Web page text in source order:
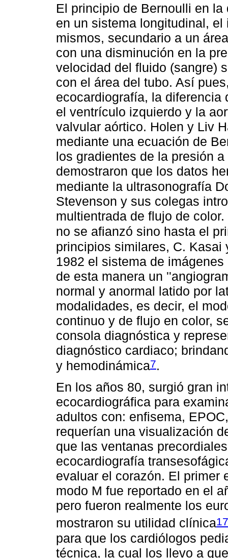
El principio de Bernoulli en
en un sistema longitudinal,
mismos, secundario a un
con una disminución en la
velocidad del fluido (sangre)
con el área del tubo. Así
ecocardiografía, la diferencia
el ventrículo izquierdo y la
valvular aórtico. Holen y Liv
mediante una ecuación de
los gradientes de la presión
demostraron que los datos
mediante la ultrasonografía
Stevenson y sus colegas
multientrada de flujo de
no se afianzó sino hasta el
principios similares, C. Kasai
1982 el sistema de
de esta manera un
normal y anormal latido por
modalidades, es decir, el
continuo y de flujo en color,
consola diagnóstica y
diagnóstico cardiaco;
y hemodinámica7.
En los años 80, surgió gran
ecocardiográfica para
adultos con: enfisema,
requerían una visualización
que las ventanas
ecocardiografía
evaluar el corazón. El primer
modo M fue reportado en el
pero fueron realmente los
mostraron su utilidad clínica17
para que los cardiólogos
técnica, la cual los llevo a